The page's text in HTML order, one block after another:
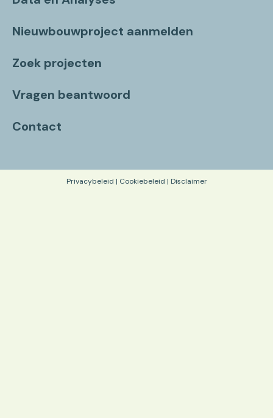
Nieuwbouwproject aanmelden
Zoek projecten
Vragen beantwoord
Contact
Privacybeleid | Cookiebeleid | Disclaimer